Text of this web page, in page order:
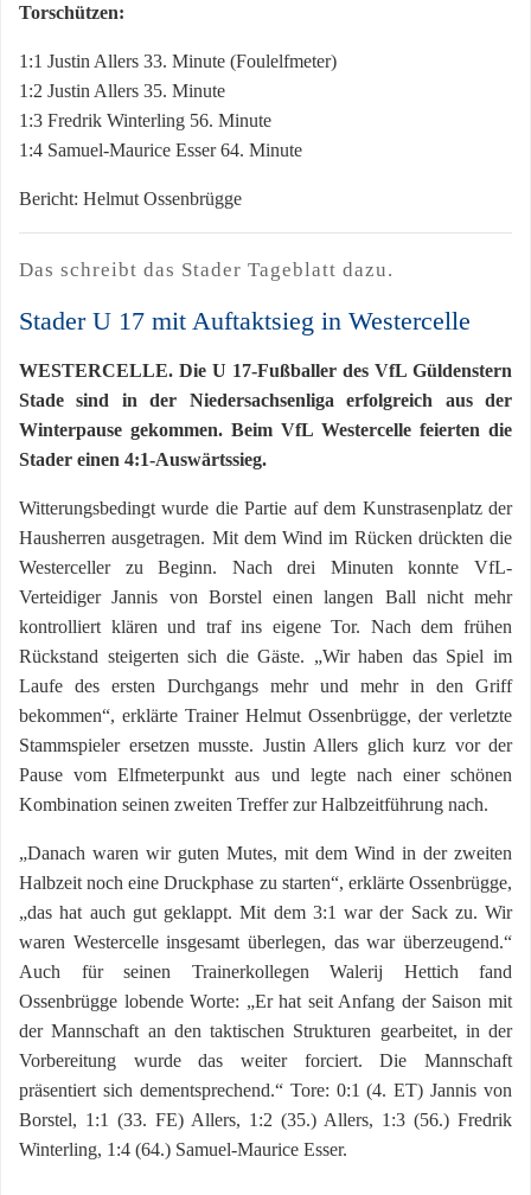
Torschützen:
1:1 Justin Allers 33. Minute (Foulelfmeter)
1:2 Justin Allers 35. Minute
1:3 Fredrik Winterling 56. Minute
1:4 Samuel-Maurice Esser 64. Minute
Bericht: Helmut Ossenbrügge
Das schreibt das Stader Tageblatt dazu.
Stader U 17 mit Auftaktsieg in Westercelle
WESTERCELLE. Die U 17-Fußballer des VfL Güldenstern
Stade sind in der Niedersachsenliga erfolgreich aus der
Winterpause gekommen. Beim VfL Westercelle feierten die
Stader einen 4:1-Auswärtssieg.
Witterungsbedingt wurde die Partie auf dem Kunstrasenplatz der
Hausherren ausgetragen. Mit dem Wind im Rücken drückten die
Westerceller zu Beginn. Nach drei Minuten konnte VfL-
Verteidiger Jannis von Borstel einen langen Ball nicht mehr
kontrolliert klären und traf ins eigene Tor. Nach dem frühen
Rückstand steigerten sich die Gäste. „Wir haben das Spiel im
Laufe des ersten Durchgangs mehr und mehr in den Griff
bekommen“, erklärte Trainer Helmut Ossenbrügge, der verletzte
Stammspieler ersetzen musste. Justin Allers glich kurz vor der
Pause vom Elfmeterpunkt aus und legte nach einer schönen
Kombination seinen zweiten Treffer zur Halbzeitführung nach.
„Danach waren wir guten Mutes, mit dem Wind in der zweiten
Halbzeit noch eine Druckphase zu starten“, erklärte Ossenbrügge,
„das hat auch gut geklappt. Mit dem 3:1 war der Sack zu. Wir
waren Westercelle insgesamt überlegen, das war überzeugend.“
Auch für seinen Trainerkollegen Walerij Hettich fand
Ossenbrügge lobende Worte: „Er hat seit Anfang der Saison mit
der Mannschaft an den taktischen Strukturen gearbeitet, in der
Vorbereitung wurde das weiter forciert. Die Mannschaft
präsentiert sich dementsprechend.“ Tore: 0:1 (4. ET) Jannis von
Borstel, 1:1 (33. FE) Allers, 1:2 (35.) Allers, 1:3 (56.) Fredrik
Winterling, 1:4 (64.) Samuel-Maurice Esser.